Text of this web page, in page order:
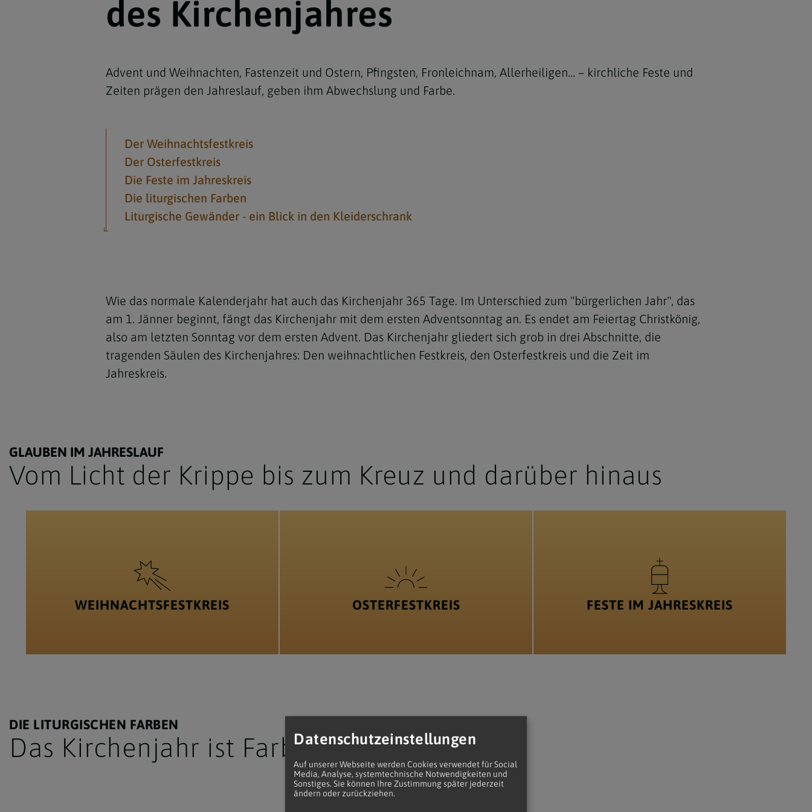
des Kirchenjahres
Advent und Weihnachten, Fastenzeit und Ostern, Pfingsten, Fronleichnam, Allerheiligen… – kirchliche Feste und
Zeiten prägen den Jahreslauf, geben ihm Abwechslung und Farbe.
Der Weihnachtsfestkreis
Der Osterfestkreis
Die Feste im Jahreskreis
Die liturgischen Farben
Liturgische Gewänder - ein Blick in den Kleiderschrank
Wie das normale Kalenderjahr hat auch das Kirchenjahr 365 Tage. Im Unterschied zum "bürgerlichen Jahr", das
am 1. Jänner beginnt, fängt das Kirchenjahr mit dem ersten Adventsonntag an. Es endet am Feiertag Christkönig,
also am letzten Sonntag vor dem ersten Advent. Das Kirchenjahr gliedert sich grob in drei Abschnitte, die
tragenden Säulen des Kirchenjahres: Den weihnachtlichen Festkreis, den Osterfestkreis und die Zeit im
Jahreskreis.
GLAUBEN IM JAHRESLAUF
Vom Licht der Krippe bis zum Kreuz und darüber hinaus
WEIHNACHTSFESTKREIS OSTERFESTKREIS FESTE IM JAHRESKREIS
DIE LITURGISCHEN FARBEN
Das Kirchenjahr ist FarbenfrohDatenschutzeinstellungen
Auf unserer Webseite werden Cookies verwendet für Social
Media, Analyse, systemtechnische Notwendigkeiten und
Sonstiges. Sie können Ihre Zustimmung später jederzeit
ändern oder zurückziehen.